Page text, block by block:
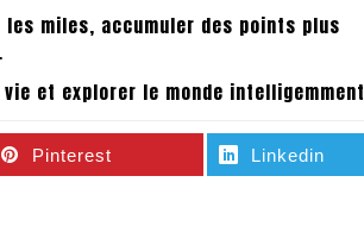
miles, accumuler des points plus
et explorer le monde
Pinterest Linkedin